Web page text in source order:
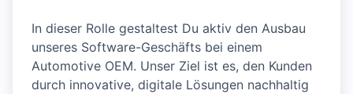
In dieser Rolle gestaltest Du aktiv den Ausbau
unseres Software-Geschäfts bei einem
Automotive OEM. Unser Ziel ist es, den Kunden
durch innovative, digitale Lösungen nachhaltig